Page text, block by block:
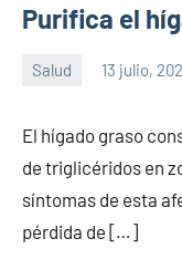
Purifica el
Salud 13 julio,
la
salud
comentarios
El hígado graso
de triglicéridos en
síntomas de esta
pérdida de […]